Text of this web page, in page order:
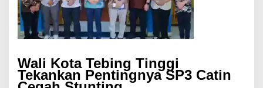
Wali Kota Tebing Tinggi
Tekankan Pentingnya SP3 Catin